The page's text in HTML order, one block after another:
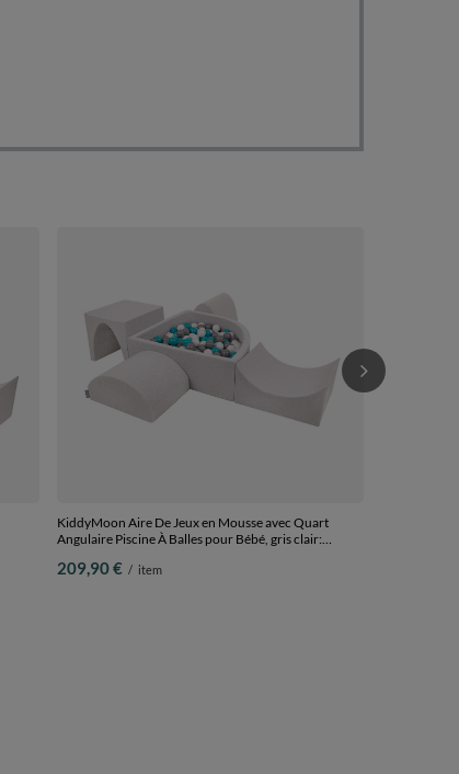
KiddyMoon Aire De Jeux en Mousse avec Quart
Angulaire Piscine À Balles pour Bébé, gris clair:
209,90 € / item